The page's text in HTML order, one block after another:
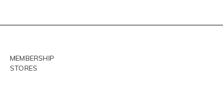
MEMBERSHIP
STORES